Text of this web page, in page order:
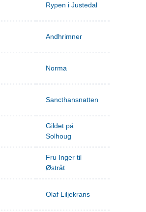
Rypen i Justedal
Andhrimner
Norma
Sancthansnatten
Gildet på
Solhoug
Fru Inger til
Østråt
Olaf Liljekrans